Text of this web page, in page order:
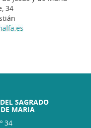
34
SAGRADO
MARIA
34